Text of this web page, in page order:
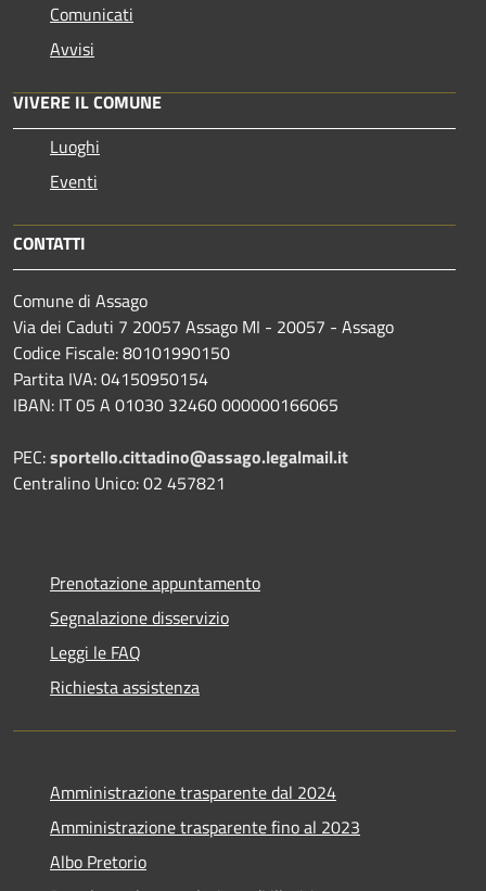
Comunicati
Avvisi
VIVERE IL COMUNE
Luoghi
Eventi
CONTATTI
Comune di Assago
Via dei Caduti 7 20057 Assago MI - 20057 - Assago
Codice Fiscale: 80101990150
Partita IVA: 04150950154
IBAN: IT 05 A 01030 32460 000000166065
PEC:sportello.cittadino@assago.legalmail.it
Centralino Unico: 02 457821
Prenotazione appuntamento
Segnalazione disservizio
Leggi le FAQ
Richiesta assistenza
Amministrazione trasparente dal 2024
Amministrazione trasparente fino al 2023
Albo Pretorio